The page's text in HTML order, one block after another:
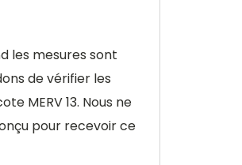
les mesures sont
de vérifier les
MERV 13. Nous ne
pour recevoir ce